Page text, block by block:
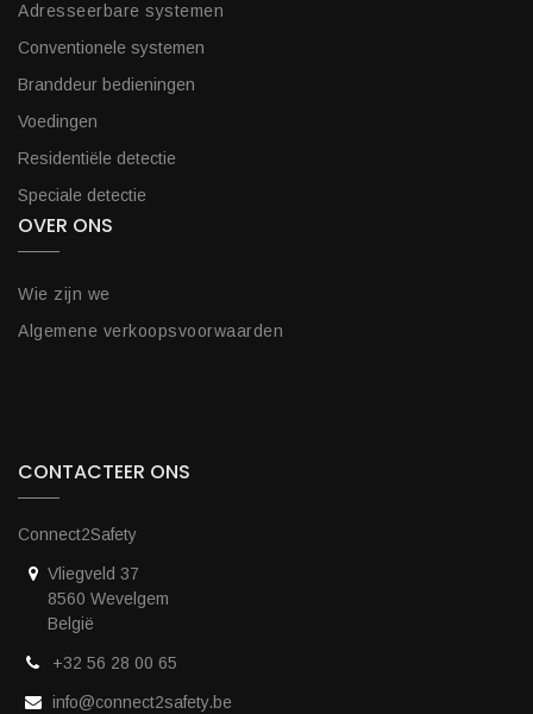
Adresseerbare systemen
Conventionele systemen
Branddeur bedieningen
Voedingen
Residentiële detectie
Speciale detectie
OVER ONS
Wie zijn we
Algemene verkoopsvoorwaarden
CONTACTEER ONS
Connect2Safety
Vliegveld 37
8560 Wevelgem
België
+32 56 28 00 65
info@connect2safety.be